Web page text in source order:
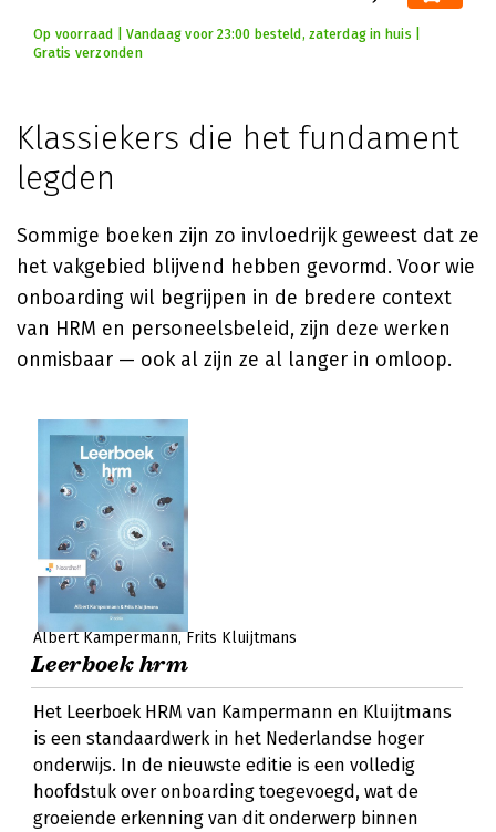
Op voorraad | Vandaag voor 23:00 besteld, zaterdag in huis |
Gratis verzonden
Klassiekers die het fundament
legden
Sommige boeken zijn zo invloedrijk geweest dat ze
het vakgebied blijvend hebben gevormd. Voor wie
onboarding wil begrijpen in de bredere context
van HRM en personeelsbeleid, zijn deze werken
onmisbaar — ook al zijn ze al langer in omloop.
Albert Kampermann Frits Kluijtmans
Leerboek hrm
Het Leerboek HRM van Kampermann en Kluijtmans
is een standaardwerk in het Nederlandse hoger
onderwijs. In de nieuwste editie is een volledig
hoofdstuk over onboarding toegevoegd, wat de
groeiende erkenning van dit onderwerp binnen